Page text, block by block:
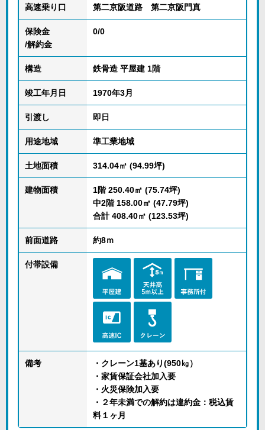
高速乗り口 第二京阪道路 第二京阪門真
保険金
/解約金
0/0
構造 鉄骨造 平屋建 1階
竣工年月日 1970年3月
引渡し 即日
用途地域 準工業地域
土地面積 314.04㎡ (94.99坪)
建物面積
1階 250.40㎡ (75.74坪)
中2階 158.00㎡ (47.79坪)
合計 408.40㎡ (123.53坪)
前面道路 約8ｍ
付帯設備
備考
・クレーン1基あり(950㎏）
・家賃保証会社加入要
・火災保険加入要
・２年未満での解約は違約金：税込賃
料１ヶ月